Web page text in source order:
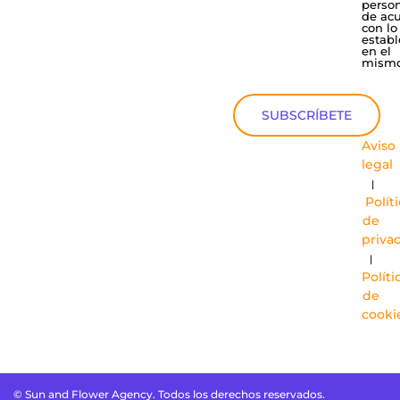
de
con lo
en el
SUBSCRÍBETE
Aviso
legal
|
de
|
de
© Sun and Flower Agency. Todos los derechos reservados.